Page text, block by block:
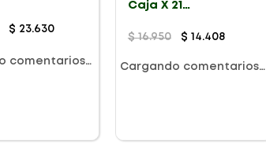
$ 23.630
comentarios…
Caja X 21
Recubiertos
$ 16.950 $ 14.408
Cargando comentarios…